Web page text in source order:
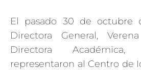
El pasado 30 de octubre
Directora General,
Directora
representaron al Centro de